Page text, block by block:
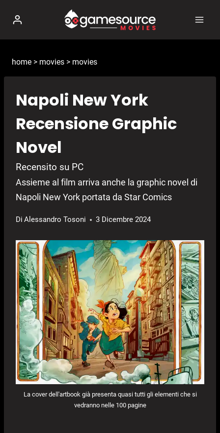
contenuto
home > movies > movies
Napoli New York
Recensione Graphic
Novel
Recensito su PC
Assieme al film arriva anche la graphic novel di
Napoli New York portata da Star Comics
Di Alessandro Tosoni 3 Dicembre 2024
La cover dell'artbook già presenta quasi tutti gli elementi che si
vedranno nelle 100 pagine